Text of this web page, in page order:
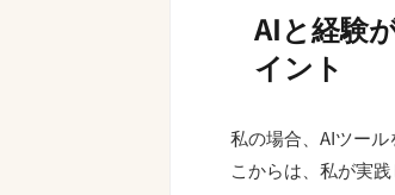
AIと経験
イント
私の場合、AIツー
こからは、私が実